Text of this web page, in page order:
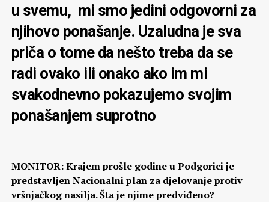
u svemu, mi smo jedini odgovorni za
njihovo ponašanje. Uzaludna je sva
priča o tome da nešto treba da se
radi ovako ili onako ako im mi
svakodnevno pokazujemo svojim
ponašanjem suprotno
MONITOR: Krajem prošle godine u Podgorici je
predstavljen Nacionalni plan za djelovanje protiv
vršnjačkog nasilja. Šta je njime predviđeno?